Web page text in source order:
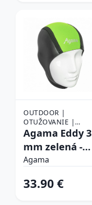
OUTDOOR |
OTUŽOVANIE |
OBLEČENIE NA
OTUŽOVANIE |
ČIAPKY NA
OTUŽOVANIE
Agama Eddy 3
mm zelená -
L/XL (56-62)
Agama
33.90 €